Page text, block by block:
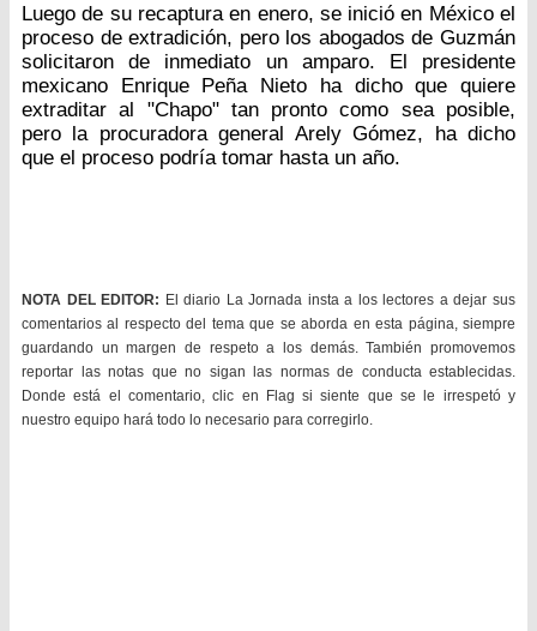
Luego de su recaptura en enero, se inició en México el
proceso de extradición, pero los abogados de Guzmán
solicitaron de inmediato un amparo. El presidente
mexicano Enrique Peña Nieto ha dicho que quiere
extraditar al "Chapo" tan pronto como sea posible,
pero la procuradora general Arely Gómez, ha dicho
que el proceso podría tomar hasta un año.
NOTA DEL EDITOR: El diario La Jornada insta a los lectores a dejar sus
comentarios al respecto del tema que se aborda en esta página, siempre
guardando un margen de respeto a los demás. También promovemos
reportar las notas que no sigan las normas de conducta establecidas.
Donde está el comentario, clic en Flag si siente que se le irrespetó y
nuestro equipo hará todo lo necesario para corregirlo.